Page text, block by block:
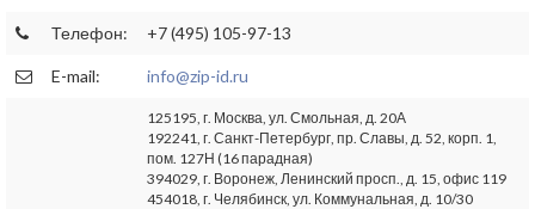
Телефон: +7 (495) 105-97-13
E-mail: info@zip-id.ru
125195, г. Москва, ул. Смольная, д. 20А
192241, г. Санкт-Петербург, пр. Славы, д. 52, корп. 1,
пом. 127Н (16 парадная)
394029, г. Воронеж, Ленинский просп., д. 15, офис 119
454018, г. Челябинск, ул. Коммунальная, д. 10/30